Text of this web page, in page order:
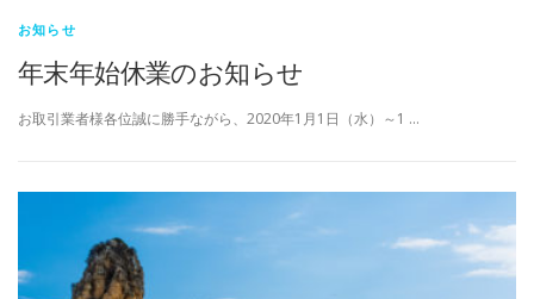
お知らせ
年末年始休業のお知らせ
お取引業者様各位誠に勝手ながら、2020年1月1日（水）～1 …